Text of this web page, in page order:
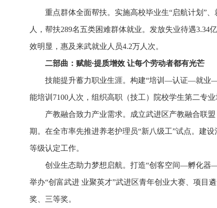
重点群体全面帮扶。实施高校毕业生“启航计划”
人，帮扶289名五类困难群体就业。发放失业待遇
效明显，惠及来武就业人员4.2万人次。
二部曲：赋能·提质增效 让每个劳动者都有光芒
技能提升蓄力职业生涯。构建“培训—认证—就业
能培训7100人次，组织高职（技工）院校学生第二专
产教融合致力产业需求。成立武进区产教融合联
期。在全市率先推进养老护理员“新八级工”试点。建
等级认定工作。
创业生态助力梦想启航。打造“创客空间—孵化器
举办“创富武进 业聚英才”武进区青年创业大赛、项目
奖、三等奖。